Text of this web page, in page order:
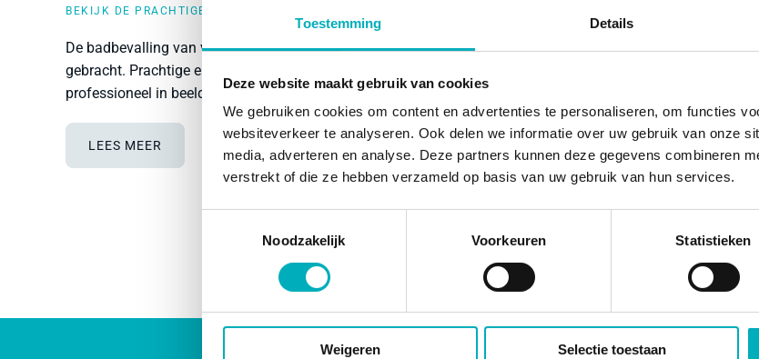
Toestemming Details
Deze website maakt gebruik van cookies
We gebruiken cookies om content en advertenties te personaliseren, om functies
websiteverkeer te analyseren. Ook delen we informatie over uw gebruik van onze
media, adverteren en analyse. Deze partners kunnen deze gegevens combineren
verstrekt of die ze hebben verzameld op basis van uw gebruik van hun services.
Noodzakelijk
Voorkeuren Statistieken
Weigeren Selectie toestaan
BEKIJK DE PRACHTIGE WATERBEVALLINGEN
De badbevalling van verschillende vrouwen in beeld
gebracht. Prachtige en ontroerende bevallingen
professioneel in beeld gebracht.
LEES MEER
Een foto zegt meer dan duizend woorden. Wij
waardoor je een beeld krijgt van de bevalling in
water.